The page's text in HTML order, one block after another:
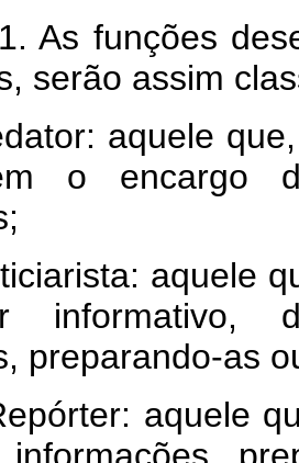
funções
serão assim
aquele que,
o encargo
aquele
informativo,
preparando-as
aquele que